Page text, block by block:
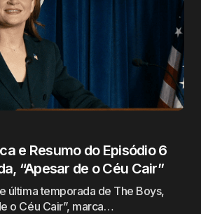
e Resumo do Episódio 6
“Apesar de o Céu Cair”
última temporada de The Boys,
o Céu Cair”, marca…